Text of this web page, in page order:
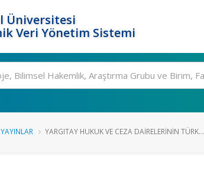
Üniversitesi
Veri Yönetim Sistemi
YARGITAY HUKUK VE CEZA DAIRELERININ TÜRK...